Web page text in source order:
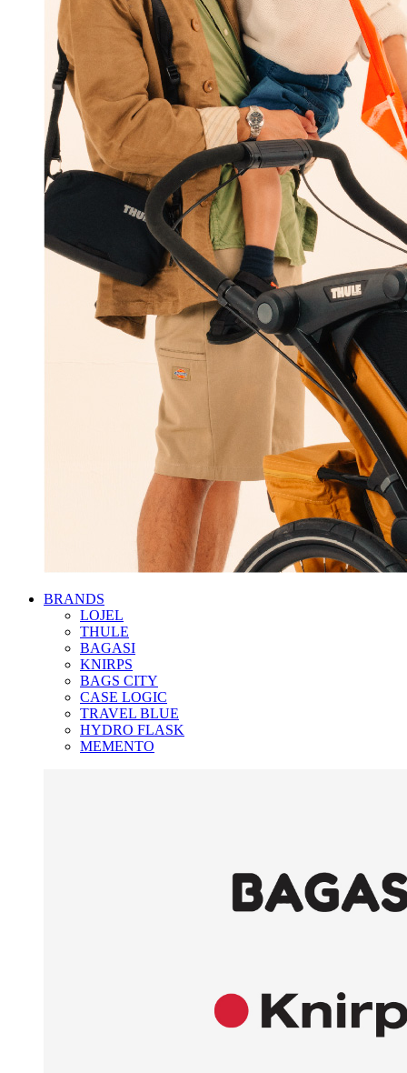
BRANDS
LOJEL
THULE
BAGASI
KNIRPS
BAGS CITY
CASE LOGIC
TRAVEL BLUE
HYDRO FLASK
MEMENTO